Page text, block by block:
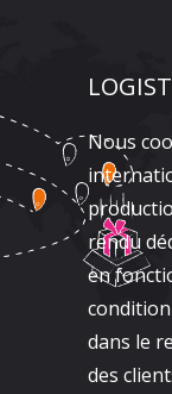
Nous
rendu
en
dans le
des